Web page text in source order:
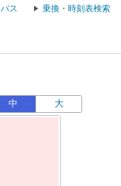
ス 乗換・時刻表検索
中 大